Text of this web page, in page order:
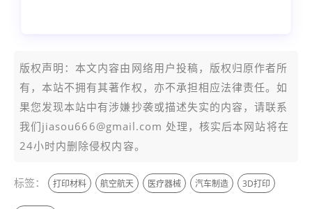
版权声明：本文内容由网络用户投稿，版权归原作者所
有，本站不拥有其著作权，亦不承担相应法律责任。如
果您发现本站中有涉嫌抄袭或描述失实的内容，请联系
我们jiasou666@gmail.com 处理，核实后本网站将在
24小时内删除侵权内容。
标签： 打印材料 航空航天 医疗器械 汽车制造 3D打印